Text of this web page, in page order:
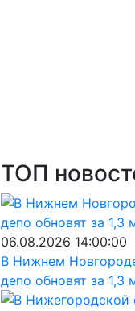
ТОП
06.08.2026 14:00:00
В Нижнем
депо обновят за 1,3